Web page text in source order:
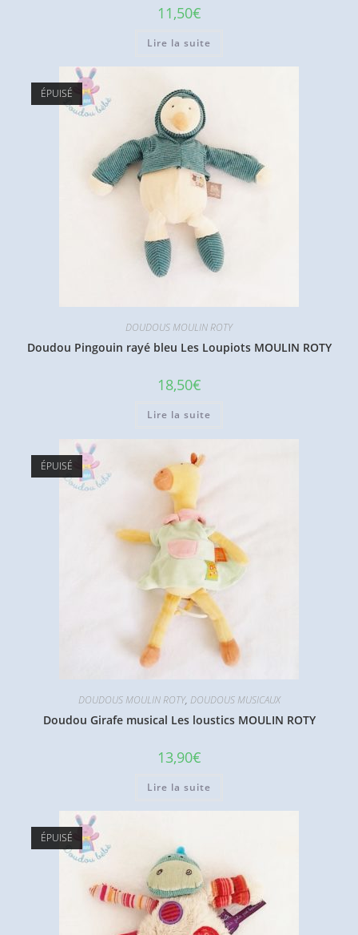
11,50€
Lire la suite
ÉPUISÉ
DOUDOUS MOULIN ROTY
Doudou Pingouin rayé bleu Les Loupiots MOULIN ROTY
18,50€
Lire la suite
ÉPUISÉ
DOUDOUS MOULIN ROTY, DOUDOUS MUSICAUX
Doudou Girafe musical Les loustics MOULIN ROTY
13,90€
Lire la suite
ÉPUISÉ